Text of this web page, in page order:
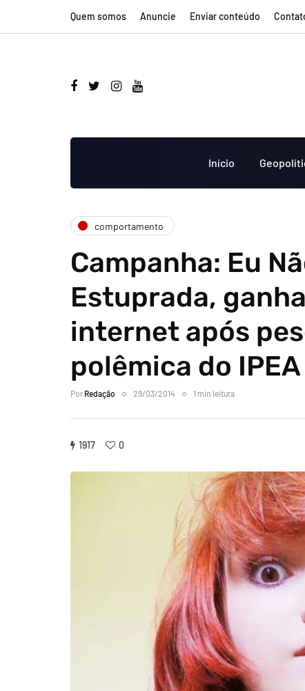
Quem somos Anuncie Enviar conteúdo
Início
comportamento
Campanha: Eu
Estuprada,
internet após
polêmica do IPEA
Por Redação 29/03/2014 1 min leitura
1917 0